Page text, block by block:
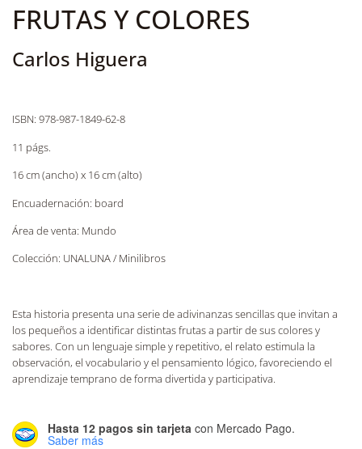
FRUTAS Y COLORES
Carlos Higuera
ISBN: 978-987-1849-62-8
11 págs.
16 cm (ancho) x 16 cm (alto)
Encuadernación: board
Área de venta: Mundo
Colección: UNALUNA / Minilibros
Esta historia presenta una serie de adivinanzas sencillas que invitan a
los pequeños a identificar distintas frutas a partir de sus colores y
sabores. Con un lenguaje simple y repetitivo, el relato estimula la
observación, el vocabulario y el pensamiento lógico, favoreciendo el
aprendizaje temprano de forma divertida y participativa.
Hasta 12 pagos sin tarjeta con Mercado Pago.
Saber más